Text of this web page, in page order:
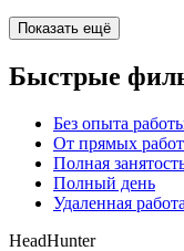
Показать ещё
Быстрые
Без опыта
От прямых
Полная
Полный день
Удаленная работа
HeadHunter